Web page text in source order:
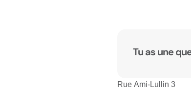
Tu as une
Rue Ami-Lullin 3